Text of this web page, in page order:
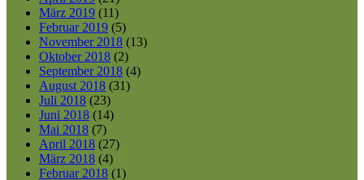
März 2019 (11)
Februar 2019 (5)
November 2018 (13)
Oktober 2018 (2)
September 2018 (4)
August 2018 (31)
Juli 2018 (23)
Juni 2018 (14)
Mai 2018 (7)
April 2018 (27)
März 2018 (4)
Februar 2018 (1)